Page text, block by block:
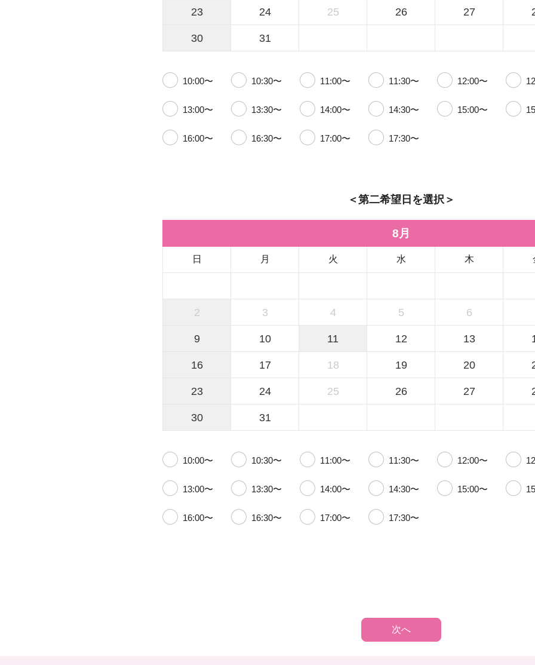
23 24 25 26 27
30 31
10:00〜 10:30〜 11:00〜 11:30〜 12:00〜
13:00〜 13:30〜 14:00〜 14:30〜 15:00〜
16:00〜 16:30〜 17:00〜 17:30〜
＜第二希望日を選択＞
8月
日 月 火 水 木
2 3 4 5 6
9 10 11 12 13
16 17 18 19 20
23 24 25 26 27
30 31
10:00〜 10:30〜 11:00〜 11:30〜 12:00〜
13:00〜 13:30〜 14:00〜 14:30〜 15:00〜
16:00〜 16:30〜 17:00〜 17:30〜
次へ